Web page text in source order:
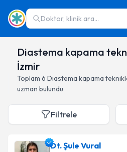
Doktor, klinik ara...
Diastema kapama
İzmir
Toplam 6 Diastema kapama
uzman bulundu
Filtrele
Dt. Şule Vural